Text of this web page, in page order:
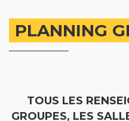
PLANNING
TOUS LES
GROUPES, LES